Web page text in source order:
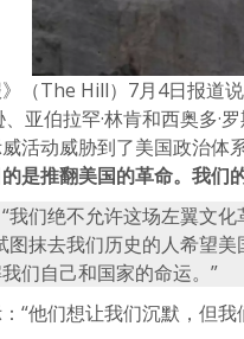
》（The Hill）7月4日报道
、亚伯拉罕·林肯和西奥多·
活动威胁到了美国政治体
是推翻美国的革命。我们
我们绝不允许这场左翼文
图抹去我们历史的人希望
们自己和国家的命运。”
“他们想让我们沉默，但我